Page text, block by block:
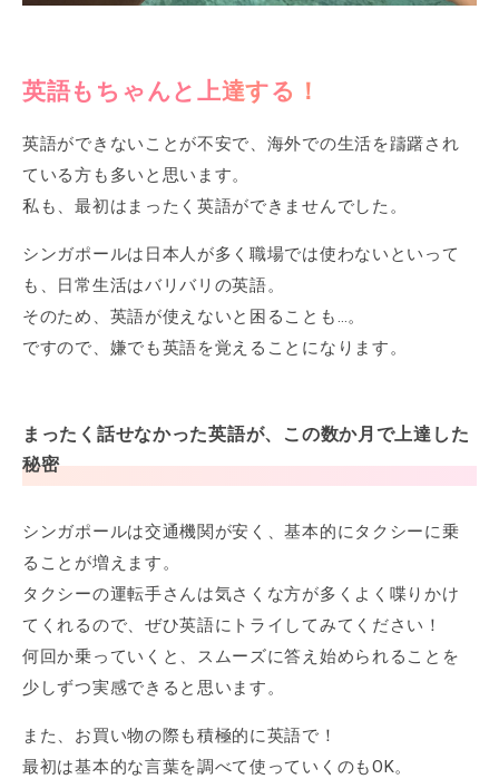
英語もちゃんと上達する！
英語ができないことが不安で、海外での生活を躊躇され
ている方も多いと思います。
私も、最初はまったく英語ができませんでした。
シンガポールは日本人が多く職場では使わないといって
も、日常生活はバリバリの英語。
そのため、英語が使えないと困ることも…。
ですので、嫌でも英語を覚えることになります。
まったく話せなかった英語が、この数か月で上達した
秘密
シンガポールは交通機関が安く、基本的にタクシーに乗
ることが増えます。
タクシーの運転手さんは気さくな方が多くよく喋りかけ
てくれるので、ぜひ英語にトライしてみてください！
何回か乗っていくと、スムーズに答え始められることを
少しずつ実感できると思います。
また、お買い物の際も積極的に英語で！
最初は基本的な言葉を調べて使っていくのもOK。